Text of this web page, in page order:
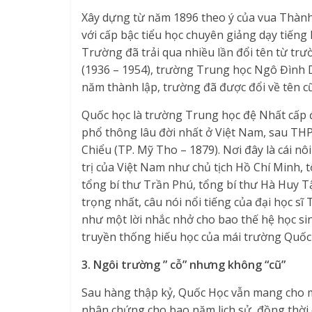
Xây dựng từ năm 1896 theo ý của vua
với cấp bậc tiểu học chuyên giảng dạy
Trường đã trải qua nhiều lần đổi tên từ
(1936 – 1954), trường Trung học Ngô Đình
năm thành lập, trường đã được đổi về tên
Quốc học là trường Trung học đệ Nhất
phổ thông lâu đời nhất ở Việt Nam, sau
Chiểu (TP. Mỹ Tho – 1879). Nơi đây là cái
trị của Việt Nam như chủ tịch Hồ Chí
tổng bí thư Trần Phú, tổng bí thư Hà Huy
trọng nhất, câu nói nổi tiếng của đại học sĩ
như một lời nhắc nhở cho bao thế hệ học
truyền thống hiếu học của mái trường
3. Ngôi trường ” cỗ” nhưng không “cũ”
Sau hàng thập kỷ, Quốc Học vẫn mang